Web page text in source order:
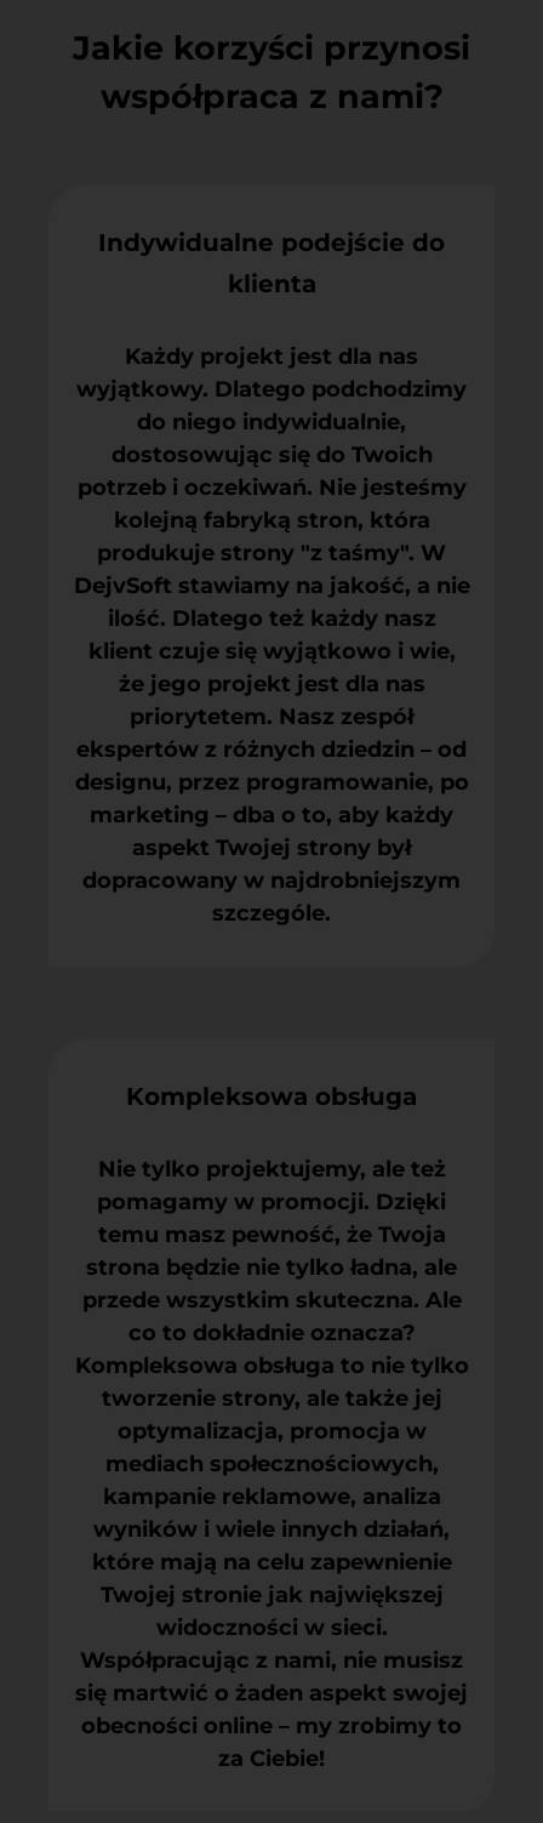
Jakie korzyści przynosi
współpraca z nami?
Indywidualne podejście do
klienta
Każdy projekt jest dla nas
wyjątkowy. Dlatego podchodzimy
do niego indywidualnie,
dostosowując się do Twoich
potrzeb i oczekiwań. Nie jesteśmy
kolejną fabryką stron, która
produkuje strony "z taśmy". W
DejvSoft stawiamy na jakość, a nie
ilość. Dlatego też każdy nasz
klient czuje się wyjątkowo i wie,
że jego projekt jest dla nas
priorytetem. Nasz zespół
ekspertów z różnych dziedzin – od
designu, przez programowanie, po
marketing – dba o to, aby każdy
aspekt Twojej strony był
dopracowany w najdrobniejszym
szczególe.
Kompleksowa obsługa
Nie tylko projektujemy, ale też
pomagamy w promocji. Dzięki
temu masz pewność, że Twoja
strona będzie nie tylko ładna, ale
przede wszystkim skuteczna. Ale
co to dokładnie oznacza?
Kompleksowa obsługa to nie tylko
tworzenie strony, ale także jej
optymalizacja, promocja w
mediach społecznościowych,
kampanie reklamowe, analiza
wyników i wiele innych działań,
które mają na celu zapewnienie
Twojej stronie jak największej
widoczności w sieci.
Współpracując z nami, nie musisz
się martwić o żaden aspekt swojej
obecności online – my zrobimy to
za Ciebie!